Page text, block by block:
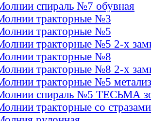
спираль №7 обувная
тракторные №3
тракторные №5
тракторные №5 2-х
тракторные №8
тракторные №8 2-х
тракторные №5
спираль №5 ТЕСЬМА
тракторные со стразами